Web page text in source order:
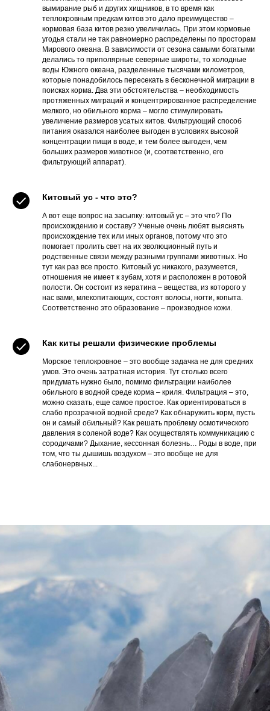
вымирание рыб и других хищников, в то время как
теплокровным предкам китов это дало преимущество –
кормовая база китов резко увеличилась. При этом кормовые
угодья стали не так равномерно распределены по просторам
Мирового океана. В зависимости от сезона самыми богатыми
делались то приполярные северные широты, то холодные
воды Южного океана, разделенные тысячами километров,
которые понадобилось пересекать в бесконечной миграции в
поисках корма. Два эти обстоятельства – необходимость
протяженных миграций и концентрированное распределение
мелкого, но обильного корма – могло стимулировать
увеличение размеров усатых китов. Фильтрующий способ
питания оказался наиболее выгоден в условиях высокой
концентрации пищи в воде, и тем более выгоден, чем
больших размеров животное (и, соответственно, его
фильтрующий аппарат).
Китовый ус - что это?
А вот еще вопрос на засыпку: китовый ус – это что? По
происхождению и составу? Ученые очень любят выяснять
происхождение тех или иных органов, потому что это
помогает пролить свет на их эволюционный путь и
родственные связи между разными группами животных. Но
тут как раз все просто. Китовый ус никакого, разумеется,
отношения не имеет к зубам, хотя и расположен в ротовой
полости. Он состоит из кератина – вещества, из которого у
нас вами, млекопитающих, состоят волосы, ногти, копыта.
Соответственно это образование – производное кожи.
Как киты решали физические проблемы
Морское теплокровное – это вообще задачка не для средних
умов. Это очень затратная история. Тут столько всего
придумать нужно было, помимо фильтрации наиболее
обильного в водной среде корма – криля. Фильтрация – это,
можно сказать, еще самое простое. Как ориентироваться в
слабо прозрачной водной среде? Как обнаружить корм, пусть
он и самый обильный? Как решать проблему осмотического
давления в соленой воде? Как осуществлять коммуникацию с
сородичами? Дыхание, кессонная болезнь… Роды в воде, при
том, что ты дышишь воздухом – это вообще не для
слабонервных...